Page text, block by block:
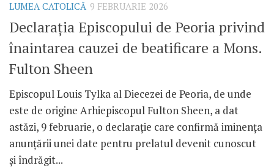
LUMEA CATOLICĂ 9 FEBRUARIE 2026
Declarația Episcopului de Peoria privind
înaintarea cauzei de beatificare a Mons.
Fulton Sheen
Episcopul Louis Tylka al Diecezei de Peoria, de unde
este de origine Arhiepiscopul Fulton Sheen, a dat
astăzi, 9 februarie, o declarație care confirmă iminența
anunțării unei date pentru prelatul devenit cunoscut
și îndrăgit...